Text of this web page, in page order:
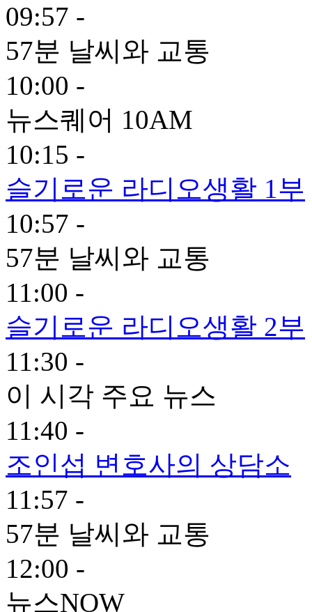
09:57 -
57분 날씨와 교통
10:00 -
뉴스퀘어 10AM
10:15 -
슬기로운 라디오생활 1부
10:57 -
57분 날씨와 교통
11:00 -
슬기로운 라디오생활 2부
11:30 -
이 시각 주요 뉴스
11:40 -
조인섭 변호사의 상담소
11:57 -
57분 날씨와 교통
12:00 -
뉴스NOW